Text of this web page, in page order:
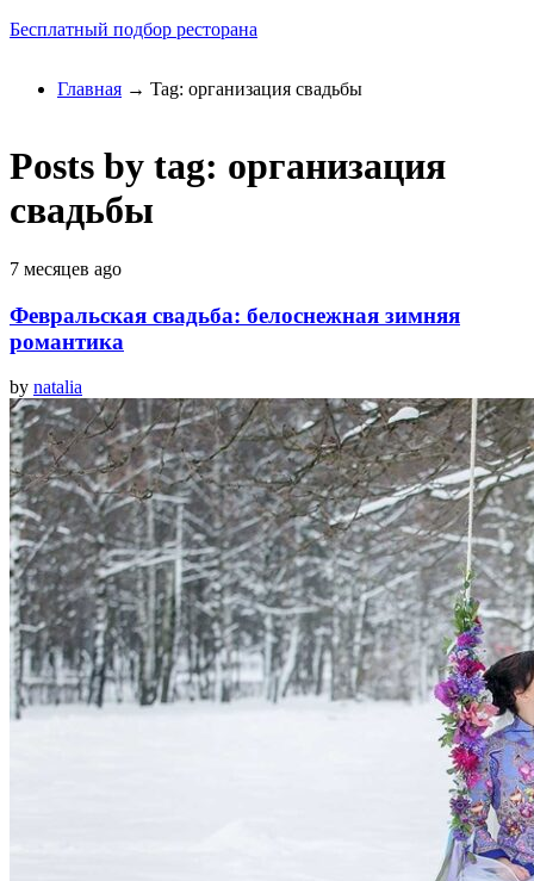
Бесплатный подбор ресторана
Главная → Tag: организация свадьбы
Posts by tag: организация
свадьбы
7 месяцев ago
Февральская свадьба: белоснежная зимняя
романтика
by natalia